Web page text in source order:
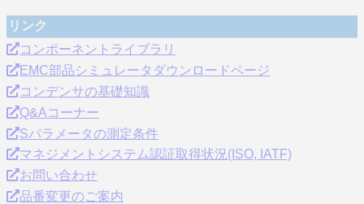
リンク
コンポーネントライブラリ
EMC部品シミュレータダウンロードページ
コンデンサの基礎知識
Q&Aコーナー
Sパラメータの測定条件
マネジメントシステム認証取得状況(ISO, IATF)
お問い合わせ
品番変更のご案内